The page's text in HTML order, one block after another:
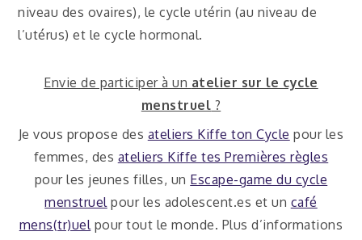
niveau des ovaires), le cycle utérin (au niveau de
l’utérus) et le cycle hormonal.
Envie de participer à un atelier sur le cycle
menstruel ?
Je vous propose des ateliers Kiffe ton Cycle pour les
femmes, des ateliers Kiffe tes Premières règles
pour les jeunes filles, un Escape-game du cycle
menstruelpour les adolescent.es et un café
mens(tr)uelpour tout le monde. Plus d’informations